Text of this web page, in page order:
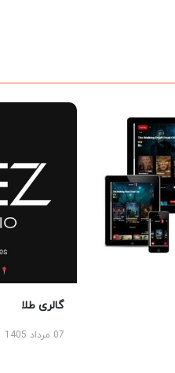
گالری طلا
07 مرداد 1405